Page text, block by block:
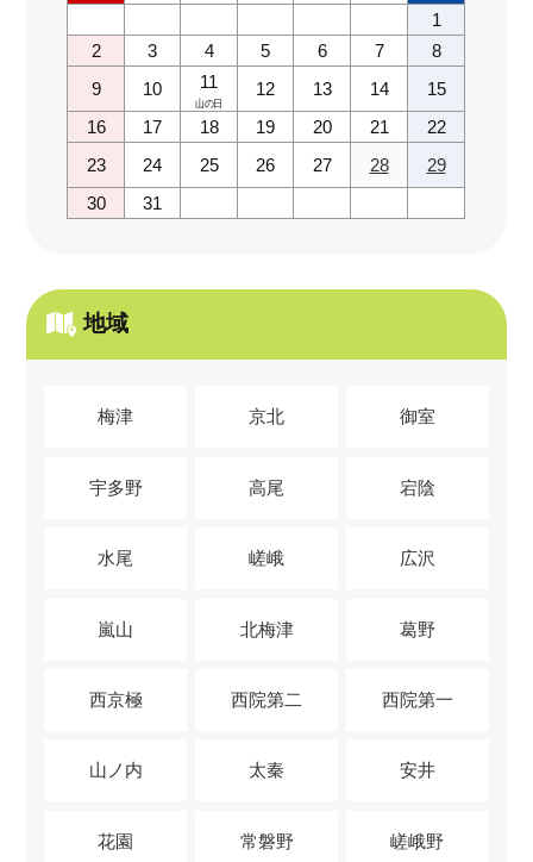
1
2
3 4 5 6 7
8
9
10 11
山の日
12 13 14
15
16
17 18 19 20 21
22
23
24 25 26 27 28
29
30
31
地域
梅津 京北 御室
宇多野 高尾 宕陰
水尾 嵯峨 広沢
嵐山 北梅津 葛野
西京極 西院第二 西院第一
山ノ内 太秦 安井
花園 常磐野 嵯峨野